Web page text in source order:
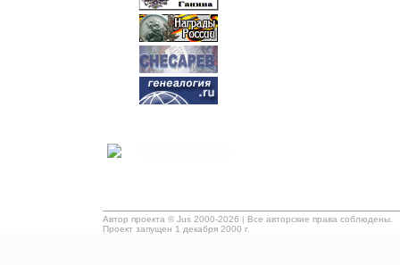
Автор проекта © Jus 2000-2026 | Все авторские права соблюдены.
Проект запущен 1 декабря 2000 г.